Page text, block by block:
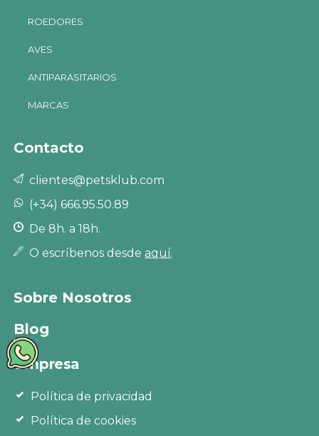
ROEDORES
AVES
ANTIPARASITARIOS
MARCAS
Contacto
clientes@petsklub.com
(+34) 666.95.50.89
De 8h. a 18h.
O escríbenos desdeaquí.
Sobre Nosotros
Blog
Empresa
Política de privacidad
Política de cookies